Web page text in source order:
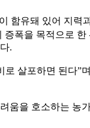
함유돼 있어 지
폭을 목적으로
.
살포하면 된다”
을 호소하는 농